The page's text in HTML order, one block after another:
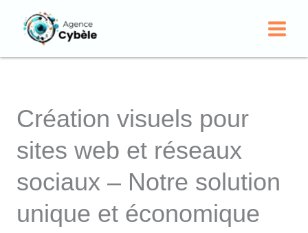
contenu
Création visuels pour
sites web et réseaux
sociaux – Notre solution
unique et économique